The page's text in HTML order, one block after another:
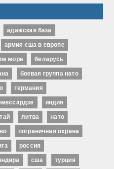
адажская база
армия сша в европе
море беларусь
боевая группа нато
германия
индия
литва нато
пограничная охрана
россия
сша турция